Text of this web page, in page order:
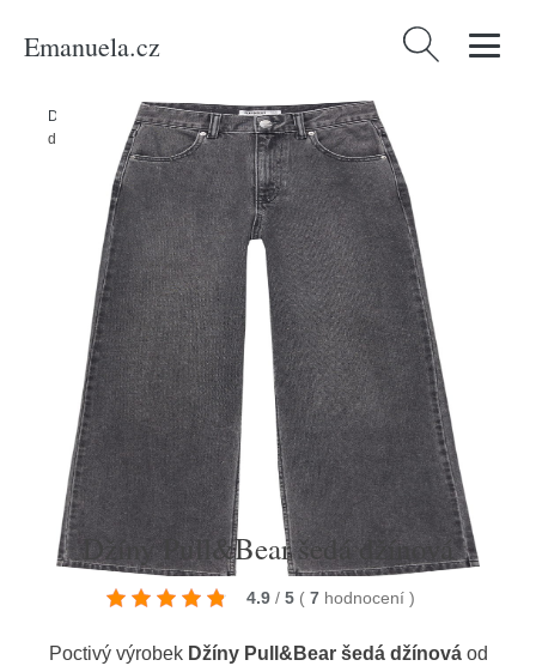
Emanuela.cz Vyhledávání
Domů Produkty/Ženy/Oblečení/Džíny/Džíny Pull&Bear šedá
džínová
Džíny Pull&Bear šedá džínová
4.9 / 5 ( 7 hodnocení )
Poctivý výrobek Džíny Pull&Bear šedá džínováod